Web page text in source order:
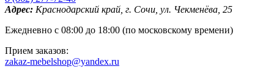
Адрес: Краснодарский край, г. Сочи, ул. Чекменёва, 25
Ежедневно с 08:00 до 18:00 (по московскому времени)
Прием заказов:
zakaz-mebelshop@yandex.ru